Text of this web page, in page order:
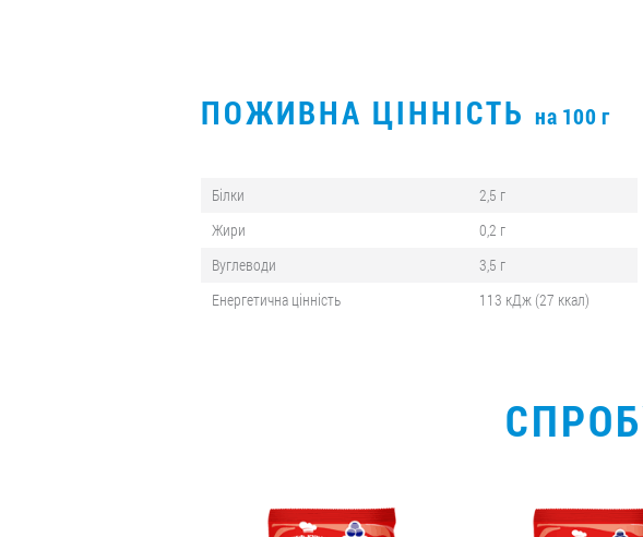
ПОЖИВНА ЦІННІСТЬ на 100 г
Білки
2,5 г
Жири
0,2 г
Вуглеводи
3,5 г
Енергетична цінність
113 кДж (27 ккал)